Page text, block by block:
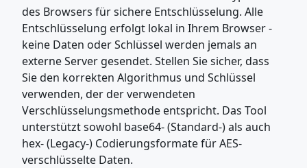
des Browsers für sichere Entschlüsselung. Alle
Entschlüsselung erfolgt lokal in Ihrem Browser -
keine Daten oder Schlüssel werden jemals an
externe Server gesendet. Stellen Sie sicher, dass
Sie den korrekten Algorithmus und Schlüssel
verwenden, der der verwendeten
Verschlüsselungsmethode entspricht. Das Tool
unterstützt sowohl base64- (Standard-) als auch
hex- (Legacy-) Codierungsformate für AES-
verschlüsselte Daten.